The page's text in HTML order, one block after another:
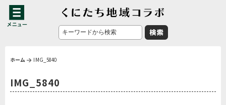
ホーム IMG_5840
IMG_5840